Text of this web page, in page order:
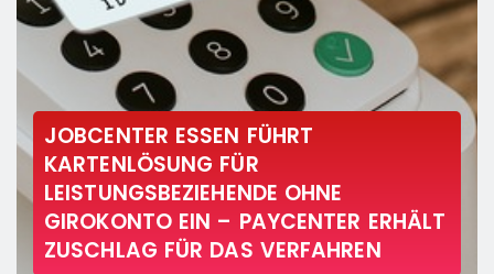
JOBCENTER ESSEN FÜHRT
KARTENLÖSUNG FÜR
LEISTUNGSBEZIEHENDE OHNE
GIROKONTO EIN – PAYCENTER ERHÄLT
ZUSCHLAG FÜR DAS VERFAHREN